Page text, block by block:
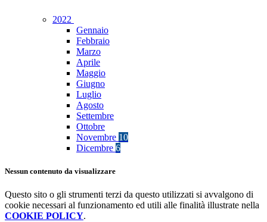
2022
Gennaio
Febbraio
Marzo
Aprile
Maggio
Giugno
Luglio
Agosto
Settembre
Ottobre
Novembre 10
Dicembre 6
Nessun contenuto da visualizzare
Questo sito o gli strumenti terzi da questo utilizzati si avvalgono di
cookie necessari al funzionamento ed utili alle finalità illustrate nella
COOKIE POLICY.